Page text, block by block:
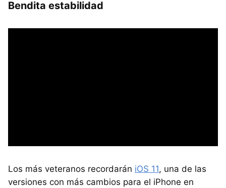
Bendita estabilidad
Los más veteranos recordarán iOS 11, una de las
versiones con más cambios para el iPhone en